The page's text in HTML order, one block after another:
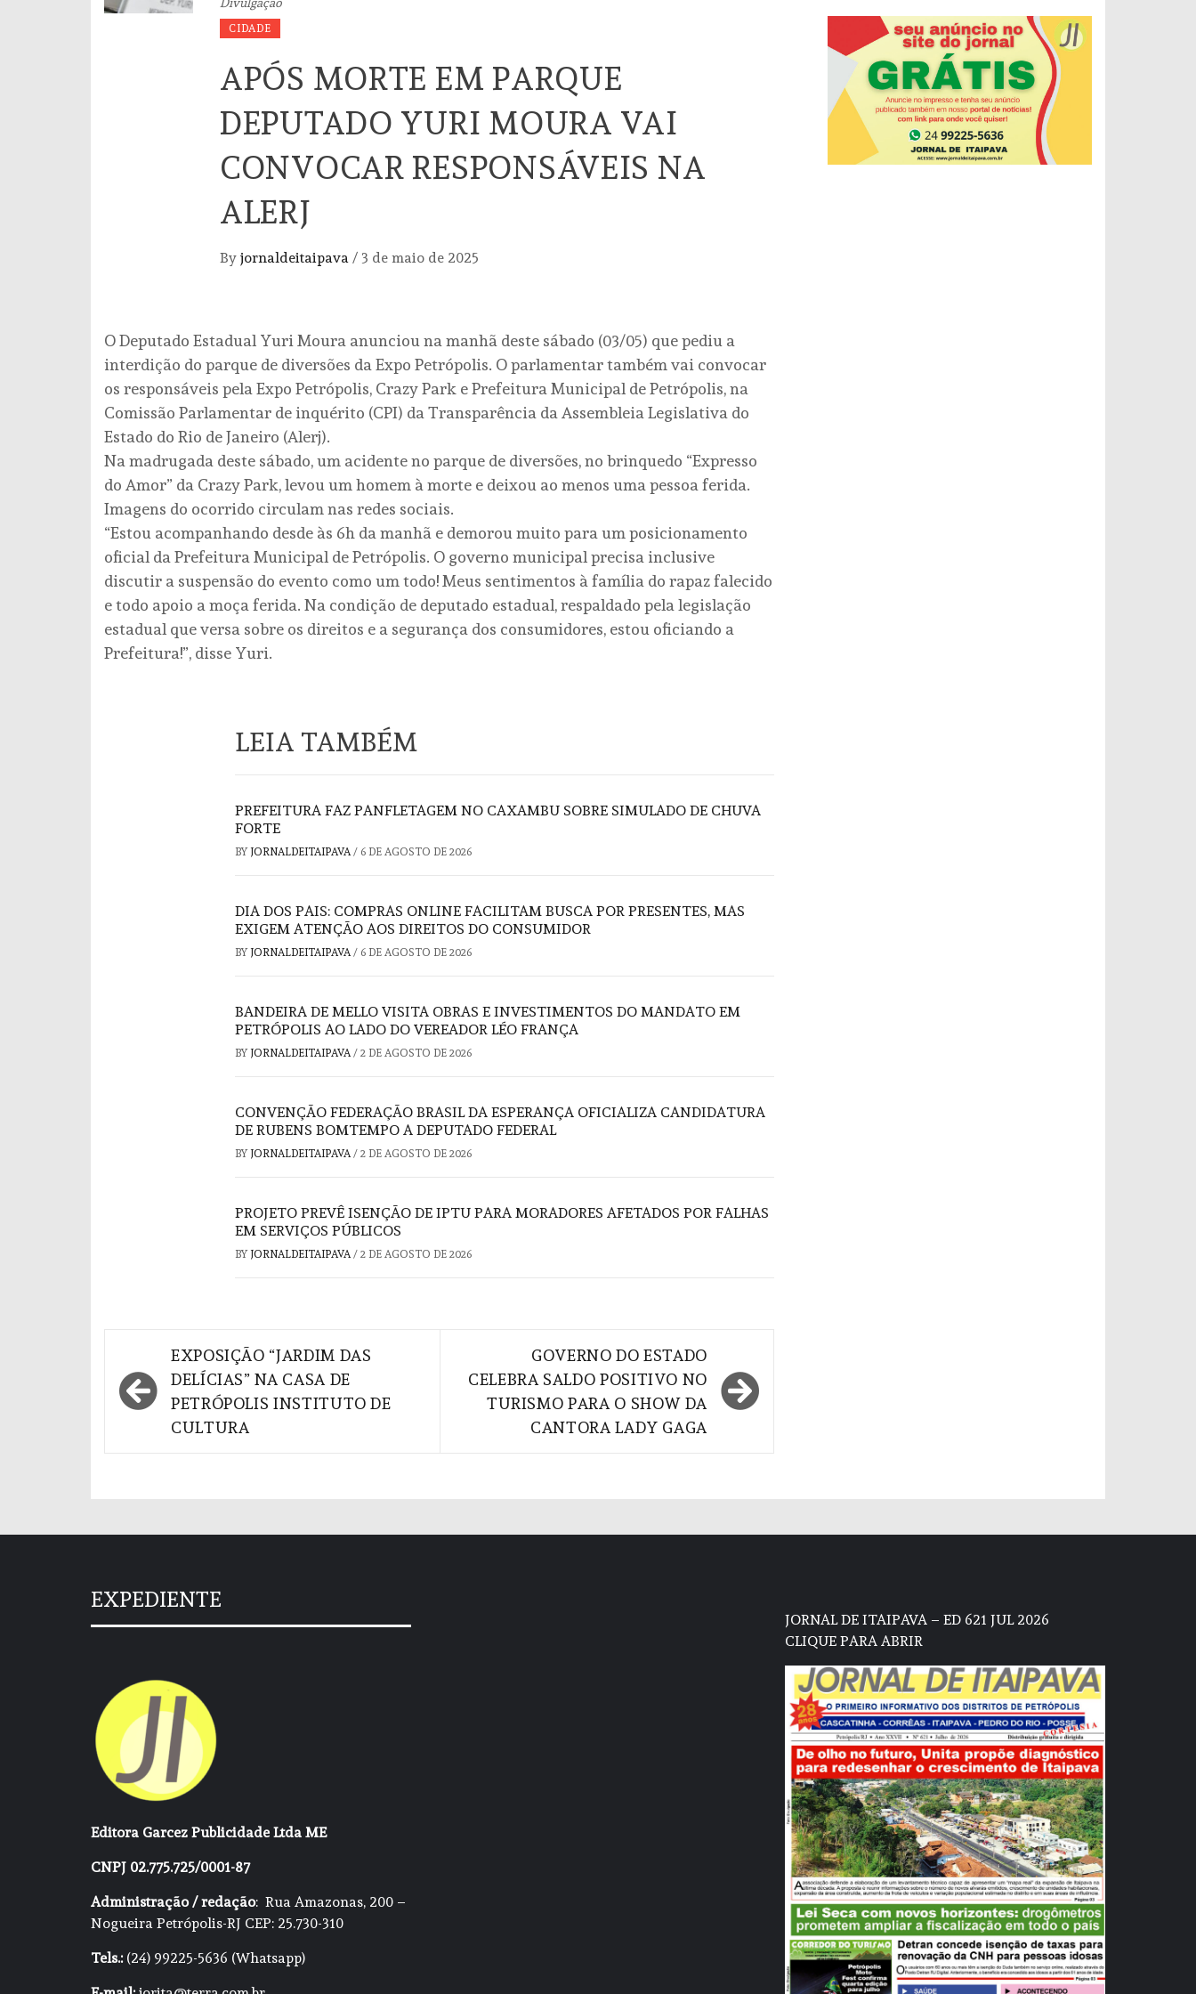
CIDADE
APÓS MORTE EM PARQUE
DEPUTADO YURI MOURA VAI
CONVOCAR RESPONSÁVEIS NA
ALERJ
By jornaldeitaipava / 3 de maio de 2025
O Deputado Estadual Yuri Moura anunciou na manhã deste sábado (03/05) que pediu a
interdição do parque de diversões da Expo Petrópolis. O parlamentar também vai convocar
os responsáveis pela Expo Petrópolis, Crazy Park e Prefeitura Municipal de Petrópolis, na
Comissão Parlamentar de inquérito (CPI) da Transparência da Assembleia Legislativa do
Estado do Rio de Janeiro (Alerj).
Na madrugada deste sábado, um acidente no parque de diversões, no brinquedo “Expresso
do Amor” da Crazy Park, levou um homem à morte e deixou ao menos uma pessoa ferida.
Imagens do ocorrido circulam nas redes sociais.
“Estou acompanhando desde às 6h da manhã e demorou muito para um posicionamento
oficial da Prefeitura Municipal de Petrópolis. O governo municipal precisa inclusive
discutir a suspensão do evento como um todo! Meus sentimentos à família do rapaz falecido
e todo apoio a moça ferida. Na condição de deputado estadual, respaldado pela legislação
estadual que versa sobre os direitos e a segurança dos consumidores, estou oficiando a
Prefeitura!”, disse Yuri.
LEIA TAMBÉM
PREFEITURA FAZ PANFLETAGEM NO CAXAMBU SOBRE SIMULADO DE CHUVA
FORTE
BY JORNALDEITAIPAVA / 6 DE AGOSTO DE 2026
DIA DOS PAIS: COMPRAS ONLINE FACILITAM BUSCA POR PRESENTES, MAS
EXIGEM ATENÇÃO AOS DIREITOS DO CONSUMIDOR
BY JORNALDEITAIPAVA / 6 DE AGOSTO DE 2026
BANDEIRA DE MELLO VISITA OBRAS E INVESTIMENTOS DO MANDATO EM
PETRÓPOLIS AO LADO DO VEREADOR LÉO FRANÇA
BY JORNALDEITAIPAVA / 2 DE AGOSTO DE 2026
CONVENÇÃO FEDERAÇÃO BRASIL DA ESPERANÇA OFICIALIZA CANDIDATURA
DE RUBENS BOMTEMPO A DEPUTADO FEDERAL
BY JORNALDEITAIPAVA / 2 DE AGOSTO DE 2026
PROJETO PREVÊ ISENÇÃO DE IPTU PARA MORADORES AFETADOS POR FALHAS
EM SERVIÇOS PÚBLICOS
BY JORNALDEITAIPAVA / 2 DE AGOSTO DE 2026
Navegação
de
Post
EXPOSIÇÃO “JARDIM DAS
DELÍCIAS” NA CASA DE
PETRÓPOLIS INSTITUTO DE
CULTURA
GOVERNO DO ESTADO
CELEBRA SALDO POSITIVO NO
TURISMO PARA O SHOW DA
CANTORA LADY GAGA
EXPEDIENTE
Editora Garcez Publicidade Ltda ME
CNPJ 02.775.725/0001-87
Administração / redação: Rua Amazonas, 200 –
Nogueira Petrópolis-RJ CEP: 25.730-310
Tels.:(24) 99225-5636 (Whatsapp)
JORNAL DE ITAIPAVA – ED 621 JUL 2026
CLIQUE PARA ABRIR